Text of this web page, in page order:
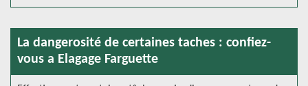
La dangerosité de certaines taches : confiez-
vous a Elagage Farguette